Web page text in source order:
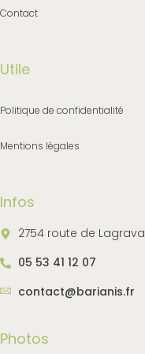
Contact
Utile
Politique de confidentialité
Mentions légales
Infos
2754 route de
05 53 41 12 07
contact@barianis.fr
Photos